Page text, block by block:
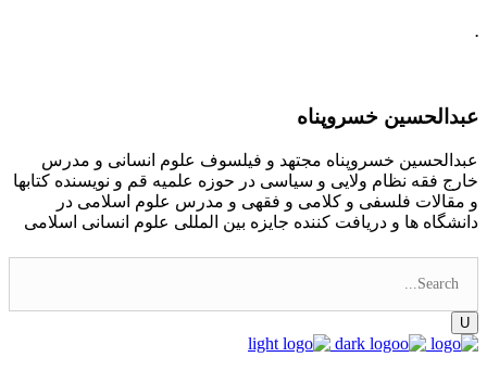
.
عبدالحسین خسروپناه
عبدالحسین خسروپناه مجتهد و فیلسوف علوم انسانی و مدرس
خارج فقه نظام ولایی و سیاسی در حوزه علمیه قم و نویسنده کتابها
و مقالات فلسفی و کلامی و فقهی و مدرس علوم اسلامی در
دانشگاه ها و دریافت کننده جایزه بین المللی علوم انسانی اسلامی